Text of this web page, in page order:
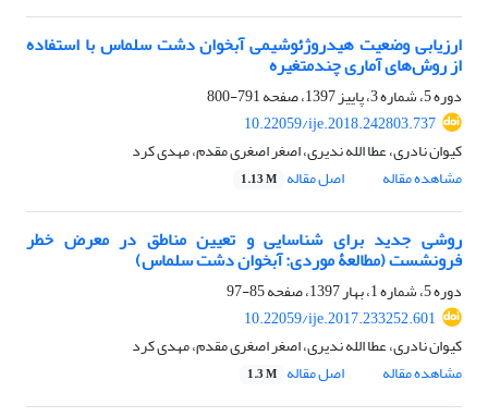
ارزیابی وضعیت هیدروژئوشیمی آبخوان دشت سلماس با استفاده
از روش‌های آماری چندمتغیره
دوره 5، شماره 3، پاییز 1397، صفحه
791-800
10.22059/ije.2018.242803.737
کیوان نادری، عطا الله ندیری، اصغر اصغری مقدم، مهدی کرد
مشاهده مقاله
اصل مقاله 1.13 M
روشی جدید برای شناسایی و تعیین مناطق در معرض خطر
فرونشست (مطالعۀ موردی: آبخوان دشت سلماس)
دوره 5، شماره 1، بهار 1397، صفحه
85-97
10.22059/ije.2017.233252.601
کیوان نادری، عطا الله ندیری، اصغر اصغری مقدم، مهدی کرد
مشاهده مقاله
اصل مقاله 1.3 M